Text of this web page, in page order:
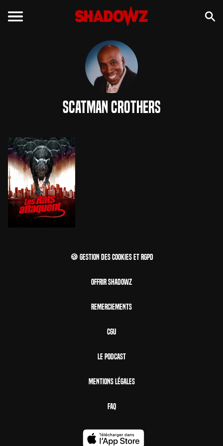
Scatman Crothers
🍪 Gestion des cookies et RGPD
Offrir Shadowz
Remerciements
CGU
Le Podcast
Mentions Légales
FAQ